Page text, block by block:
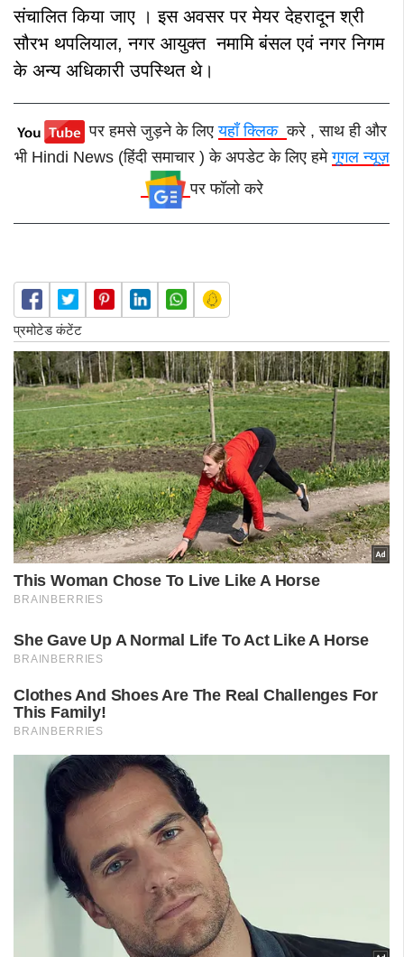
संचालित किया जाए ।इस अवसर पर मेयर देहरादून श्री
सौरभ थपलियाल, नगर आयुक्त नमामि बंसल एवं नगर निगम
के अन्य अधिकारी उपस्थित थे।
पर हमसे जुड़ने के लिएयहाँ क्लिककरे , साथ ही और
भी Hindi News (हिंदी समाचार ) के अपडेट के लिए हमेगूगल न्यूज़
पर फॉलो करे